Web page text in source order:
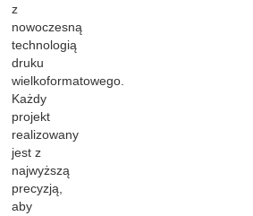
z
nowoczesną
technologią
druku
wielkoformatowego.
Każdy
projekt
realizowany
jest z
najwyższą
precyzją,
aby